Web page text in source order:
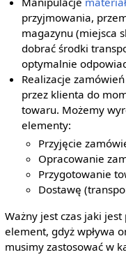
przyjmowania,
magazynu (miejsca
dobrać środki
optymalnie
Realizacje
przez klienta do
towaru. Możemy
elementy:
Przyjęcie
Opracowanie
Przygotowanie
Dostawę
Ważny jest czas jaki
element, gdyż wpływa
musimy zastosować w